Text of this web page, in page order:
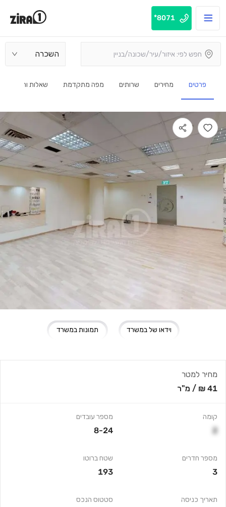
8071*
השכרה
פרטים מחירים שרותים מפה מתקדמת שאלות ותשובות
תמונות במשרד וידאו של במשרד
מחיר למטר
41 ₪
/ מ"ר
קומה
2
מספר חדרים
3
תאריך כניסה
מספר עובדים
8-24
שטח ברוטו
193
סטטוס הנכס